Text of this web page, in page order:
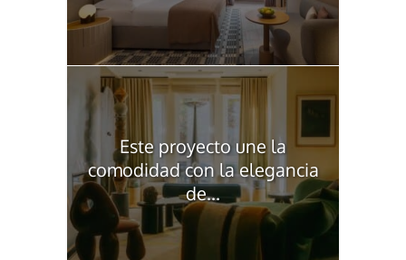
Este proyecto une la
comodidad con la elegancia
de...